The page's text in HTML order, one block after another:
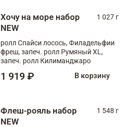
Хочу на море набор
NEW
1 027 г
ролл Спайси лосось, Филадельфии
фреш, запеч. ролл Румяный XL,
запеч. ролл Килиманджаро
1 919 ₽ В корзину
Флеш-рояль набор
NEW
1 548 г